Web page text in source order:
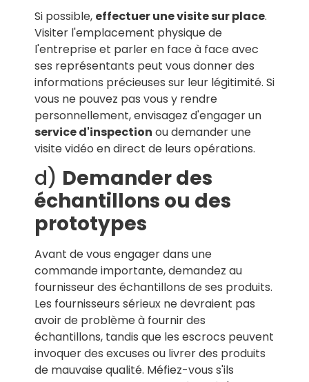
Si possible, effectuer une visite sur place.
Visiter l'emplacement physique de
l'entreprise et parler en face à face avec
ses représentants peut vous donner des
informations précieuses sur leur légitimité. Si
vous ne pouvez pas vous y rendre
personnellement, envisagez d'engager un
service d'inspection ou demander une
visite vidéo en direct de leurs opérations.
d) Demander des
échantillons ou des
prototypes
Avant de vous engager dans une
commande importante, demandez au
fournisseur des échantillons de ses produits.
Les fournisseurs sérieux ne devraient pas
avoir de problème à fournir des
échantillons, tandis que les escrocs peuvent
invoquer des excuses ou livrer des produits
de mauvaise qualité. Méfiez-vous s'ils